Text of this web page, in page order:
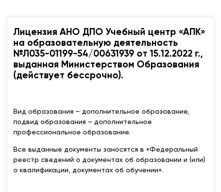
Лицензия АНО ДПО Учебный центр «АПК»
на образовательную деятельность
№Л035-01199-54/00631939 от 15.12.2022 г.,
выданная Министерством Образования
(действует бессрочно).
Вид образования – дополнительное образование,
подвид образования – дополнительное
профессиональное образование.
Все выданные документы заносятся в «Федеральный
реестр сведений о документах об образовании и (или)
о квалификации, документах об обучении».